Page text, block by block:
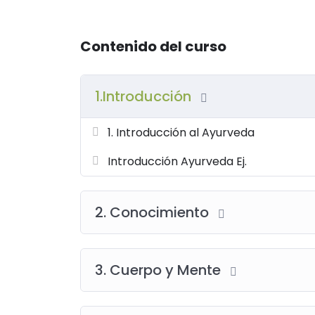
Contenido del curso
1.Introducción
1. Introducción al Ayurveda
Introducción Ayurveda Ej.
2. Conocimiento
3. Cuerpo y Mente